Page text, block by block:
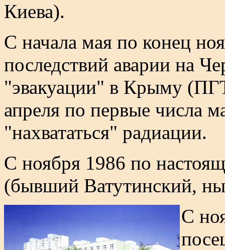
Киева).
С начала мая по конец
последствий аварии на
"эвакуации" в Крыму
апреля по первые числа
"нахвататься" радиации.
С ноября 1986 по
(бывший Ватутинский,
С